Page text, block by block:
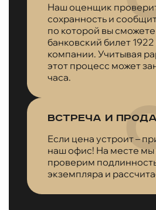
Наш оценщик
сохранность и
по которой вы
банковский билет
компании. Учитывая
этот процесс может
часа.
Встреча и
Если цена устроит –
наш офис! На месте мы
проверим
экземпляра и